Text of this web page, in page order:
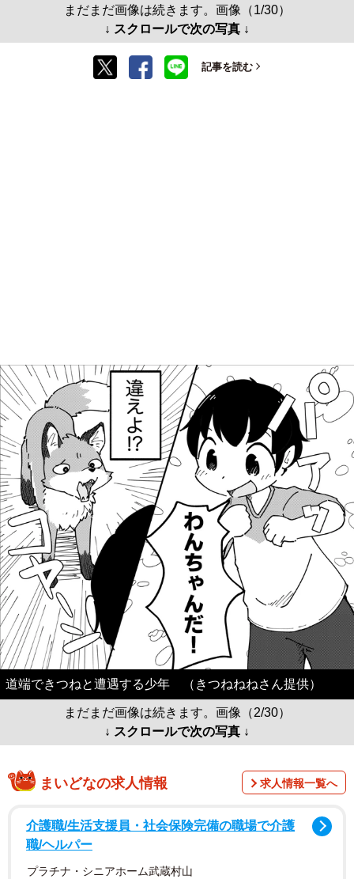
まだまだ画像は続きます。画像（1/30）
↓ スクロールで次の写真 ↓
記事を読む
道端できつねと遭遇する少年 （きつねねねさん提供）
まだまだ画像は続きます。画像（2/30）
↓ スクロールで次の写真 ↓
まいどなの求人情報 求人情報一覧へ
介護職/生活支援員・社会保険完備の職場で介護
職/ヘルパー
プラチナ・シニアホーム武蔵村山